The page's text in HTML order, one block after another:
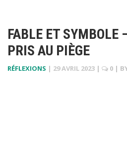
FABLE ET SYMBOLE
PRIS AU PIÈGE
RÉFLEXIONS | 29 AVRIL 2023 | 0 |